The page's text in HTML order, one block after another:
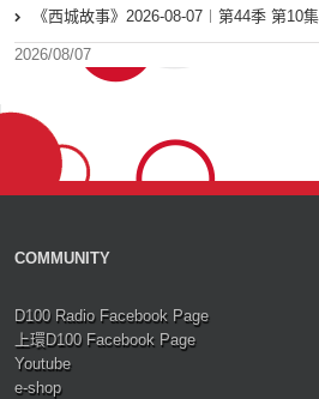
《西城故事》2026-08-07︱第44季 第10
2026/08/07
COMMUNITY
D100 Radio Facebook Page
上環D100 Facebook Page
Youtube
e-shop